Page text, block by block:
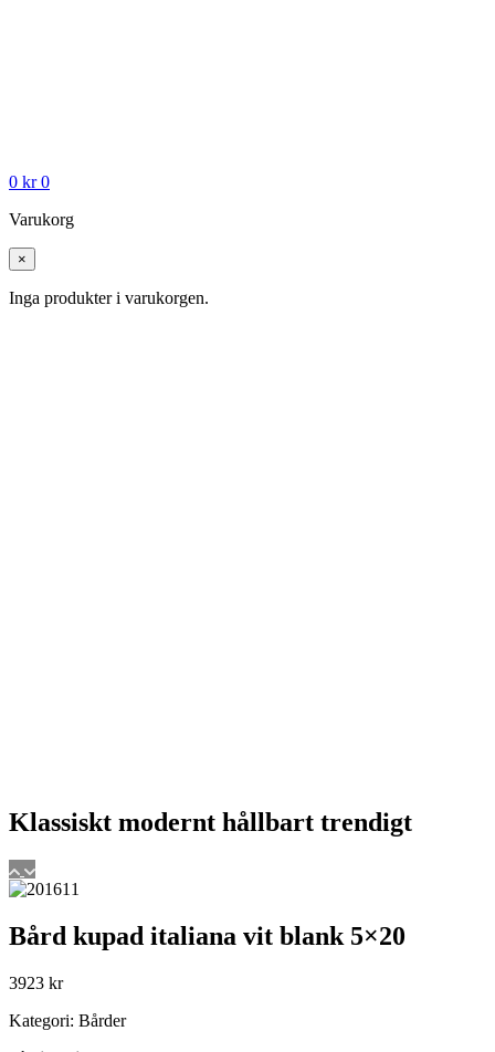
0 kr 0
Varukorg
×
Inga produkter i varukorgen.
Klassiskt modernt hållbart trendigt
Bård kupad italiana vit blank 5×20
3923 kr
Kategori: Bårder